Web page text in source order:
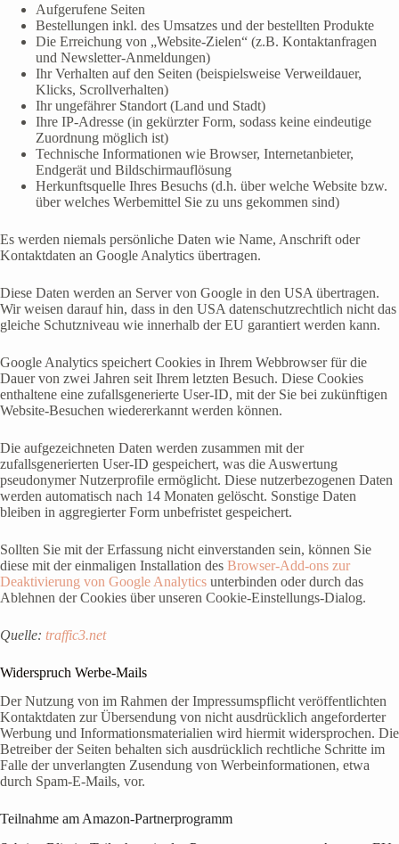
Aufgerufene Seiten
Bestellungen inkl. des Umsatzes und der bestellten Produkte
Die Erreichung von „Website-Zielen“ (z.B. Kontaktanfragen
und Newsletter-Anmeldungen)
Ihr Verhalten auf den Seiten (beispielsweise Verweildauer,
Klicks, Scrollverhalten)
Ihr ungefährer Standort (Land und Stadt)
Ihre IP-Adresse (in gekürzter Form, sodass keine eindeutige
Zuordnung möglich ist)
Technische Informationen wie Browser, Internetanbieter,
Endgerät und Bildschirmauflösung
Herkunftsquelle Ihres Besuchs (d.h. über welche Website bzw.
über welches Werbemittel Sie zu uns gekommen sind)
Es werden niemals persönliche Daten wie Name, Anschrift oder
Kontaktdaten an Google Analytics übertragen.
Diese Daten werden an Server von Google in den USA übertragen.
Wir weisen darauf hin, dass in den USA datenschutzrechtlich nicht das
gleiche Schutzniveau wie innerhalb der EU garantiert werden kann.
Google Analytics speichert Cookies in Ihrem Webbrowser für die
Dauer von zwei Jahren seit Ihrem letzten Besuch. Diese Cookies
enthaltene eine zufallsgenerierte User-ID, mit der Sie bei zukünftigen
Website-Besuchen wiedererkannt werden können.
Die aufgezeichneten Daten werden zusammen mit der
zufallsgenerierten User-ID gespeichert, was die Auswertung
pseudonymer Nutzerprofile ermöglicht. Diese nutzerbezogenen Daten
werden automatisch nach 14 Monaten gelöscht. Sonstige Daten
bleiben in aggregierter Form unbefristet gespeichert.
Sollten Sie mit der Erfassung nicht einverstanden sein, können Sie
diese mit der einmaligen Installation des Browser-Add-ons zur
Deaktivierung von Google Analytics unterbinden oder durch das
Ablehnen der Cookies über unseren Cookie-Einstellungs-Dialog.
Quelle: traffic3.net
Widerspruch Werbe-Mails
Der Nutzung von im Rahmen der Impressumspflicht veröffentlichten
Kontaktdaten zur Übersendung von nicht ausdrücklich angeforderter
Werbung und Informationsmaterialien wird hiermit widersprochen. Die
Betreiber der Seiten behalten sich ausdrücklich rechtliche Schritte im
Falle der unverlangten Zusendung von Werbeinformationen, etwa
durch Spam-E-Mails, vor.
Teilnahme am Amazon-Partnerprogramm